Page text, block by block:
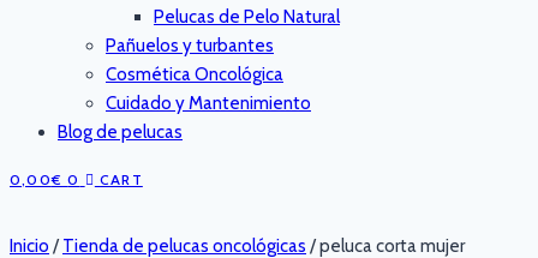
Pelucas de Pelo Natural
Pañuelos y turbantes
Cosmética Oncológica
Cuidado y Mantenimiento
Blog de pelucas
0,00€ 0 CART
Inicio / Tienda de pelucas oncológicas /peluca corta mujer